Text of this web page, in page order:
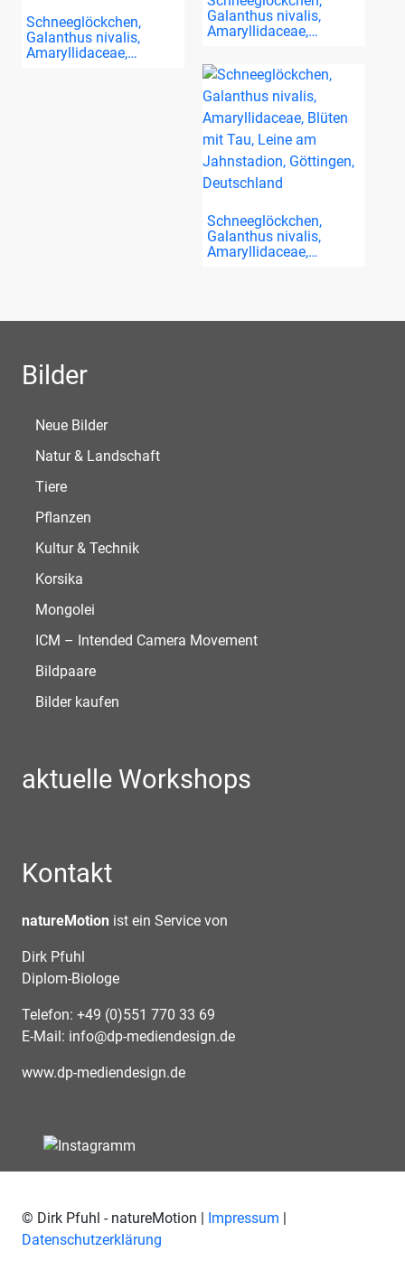
Schneeglöckchen,
Galanthus nivalis,
Amaryllidaceae,…
Galanthus nivalis,
Amaryllidaceae,…
Schneeglöckchen,
Galanthus nivalis,
Amaryllidaceae,…
Bilder
Neue Bilder
Natur & Landschaft
Tiere
Pflanzen
Kultur & Technik
Korsika
Mongolei
ICM – Intended Camera Movement
Bildpaare
Bilder kaufen
aktuelle Workshops
Kontakt
natureMotion ist ein Service von
Dirk Pfuhl
Diplom-Biologe
Telefon: +49 (0)551 770 33 69
E-Mail: info@dp-mediendesign.de
www.dp-mediendesign.de
© Dirk Pfuhl - natureMotion | Impressum |
Datenschutzerklärung